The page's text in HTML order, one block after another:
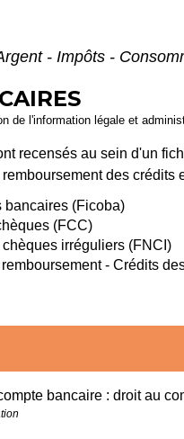
- Impôts -
de l'information légale et
recensés au sein d'un
des crédits
bancaires (Ficoba)
(FCC)
irréguliers (FNCI)
- Crédits
bancaire : droit au